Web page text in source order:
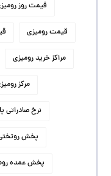
قیمت روز
قیمت رومیزی
مراکز خرید رومیزی
مرکز
نرخ صادراتی
پخش
پخش عمده